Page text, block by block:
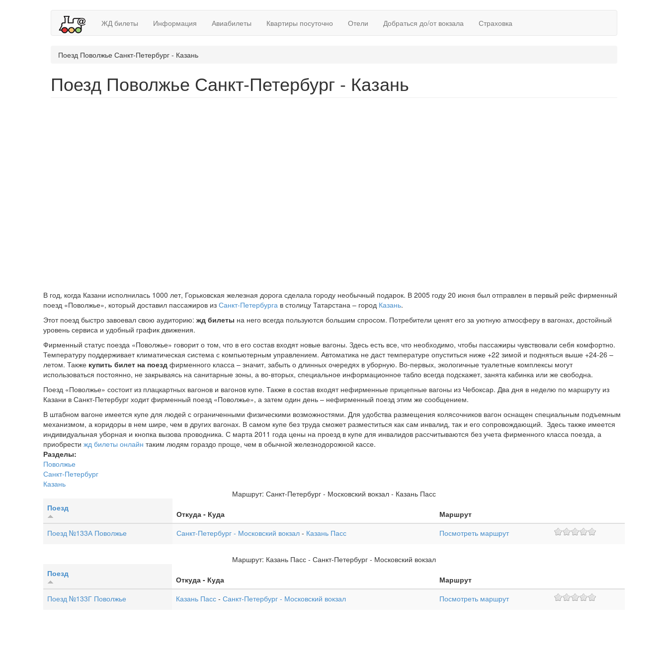
ЖД билеты Информация Авиабилеты Квартиры посуточно Отели Добраться до/от вокзала Страховка
Поезд Поволжье Санкт-Петербург - Казань
Поезд Поволжье Санкт-Петербург - Казань
В год, когда Казани исполнилась 1000 лет, Горьковская железная дорога сделала городу необычный подарок. В 2005 году 20 июня был отправлен в первый рейс фирменный
поезд «Поволжье», который доставил пассажиров из Санкт-Петербурга в столицу Татарстана – город Казань.
Этот поезд быстро завоевал свою аудиторию: жд билеты на него всегда пользуются большим спросом. Потребители ценят его за уютную атмосферу в вагонах, достойный
уровень сервиса и удобный график движения.
Фирменный статус поезда «Поволжье» говорит о том, что в его состав входят новые вагоны. Здесь есть все, что необходимо, чтобы пассажиры чувствовали себя комфортно.
Температуру поддерживает климатическая система с компьютерным управлением. Автоматика не даст температуре опуститься ниже +22 зимой и подняться выше +24-26 –
летом. Также купить билет на поезд фирменного класса – значит, забыть о длинных очередях в уборную. Во-первых, экологичные туалетные комплексы могут
использоваться постоянно, не закрываясь на санитарные зоны, а во-вторых, специальное информационное табло всегда подскажет, занята кабинка или же свободна.
Поезд «Поволжье» состоит из плацкартных вагонов и вагонов купе. Также в состав входят нефирменные прицепные вагоны из Чебоксар. Два дня в неделю по маршруту из
Казани в Санкт-Петербург ходит фирменный поезд «Поволжье», а затем один день – нефирменный поезд этим же сообщением.
В штабном вагоне имеется купе для людей с ограниченными физическими возможностями. Для удобства размещения колясочников вагон оснащен специальным подъемным
механизмом, а коридоры в нем шире, чем в других вагонах. В самом купе без труда сможет разместиться как сам инвалид, так и его сопровождающий. Здесь также имеется
индивидуальная уборная и кнопка вызова проводника. С марта 2011 года цены на проезд в купе для инвалидов рассчитываются без учета фирменного класса поезда, а
приобрести жд билеты онлайн таким людям гораздо проще, чем в обычной железнодорожной кассе.
Разделы:
Поволжье
Санкт-Петербург
Казань
Маршрут: Санкт-Петербург - Московский вокзал - Казань Пасс
Поезд
Откуда - Куда
Маршрут
Поезд №133А Поволжье
Санкт-Петербург - Московский вокзал - Казань Пасс Посмотреть маршрут
Маршрут: Казань Пасс - Санкт-Петербург - Московский вокзал
Поезд
Откуда - Куда
Маршрут
Поезд №133Г Поволжье
Казань Пасс - Санкт-Петербург - Московский вокзал Посмотреть маршрут